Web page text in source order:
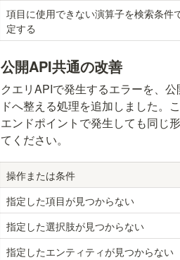
項目に使用できない演算子を検索条件
定する
公開API共通の改善
クエリAPIで発生するエラーを、
ドへ整える処理を追加しました。
エンドポイントで発生しても同じ
てください。
操作または条件
指定した項目が見つからない
指定した選択肢が見つからない
指定したエンティティが見つからない